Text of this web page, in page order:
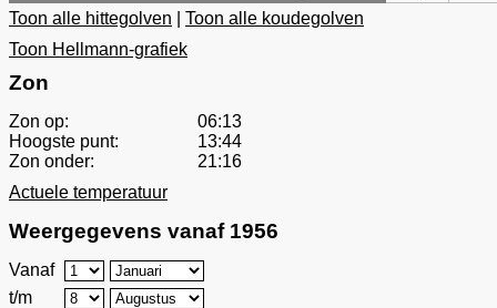
Toon alle hittegolven
Toon alle koudegolven
Toon Hellmann-grafiek
Zon
Zon op:
06:13
Hoogste punt:
13:44
Zon onder:
21:16
Actuele temperatuur
Weergegevens vanaf 1956
Vanaf
t/m